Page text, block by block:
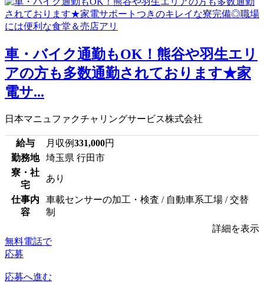
車・バイク通勤もOK！熊谷や羽生エリ
アの方も多数通勤されております★家
電サ...
日本マニュファクチャリングサービス株式会社
給与 月収例331,000円
勤務地
埼玉県 行田市
寮・社
宅
あり
仕事内
容
車載センサーの加工・検査 / 自動車系工場 / 交替
制
詳細を表示
無料電話で
応募
応募へ進む